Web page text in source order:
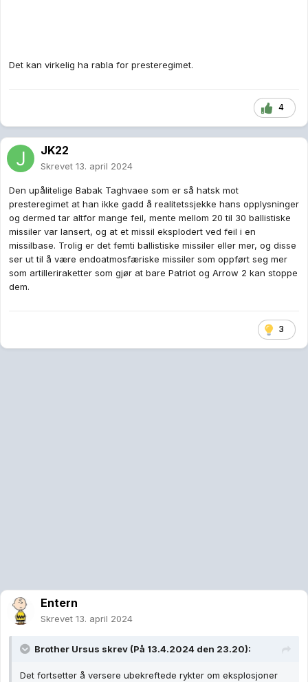
Det kan virkelig ha rabla for presteregimet.
4
JK22
Skrevet 13. april 2024
Den upålitelige Babak Taghvaee som er så hatsk mot
presteregimet at han ikke gadd å realitetssjekke hans opplysninger
og dermed tar altfor mange feil, mente mellom 20 til 30 ballistiske
missiler var lansert, og at et missil eksplodert ved feil i en
missilbase. Trolig er det femti ballistiske missiler eller mer, og disse
ser ut til å være endoatmosfæriske missiler som oppført seg mer
som artilleriraketter som gjør at bare Patriot og Arrow 2 kan stoppe
dem.
3
Entern
Skrevet 13. april 2024
Brother Ursus skrev (På 13.4.2024 den 23.20):
Det fortsetter å versere ubekreftede rykter om eksplosjoner